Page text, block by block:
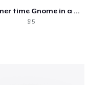
Summer time Gnome in a boat camp mug
$15